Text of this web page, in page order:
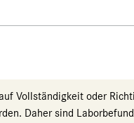
Vollständigkeit oder
Daher sind